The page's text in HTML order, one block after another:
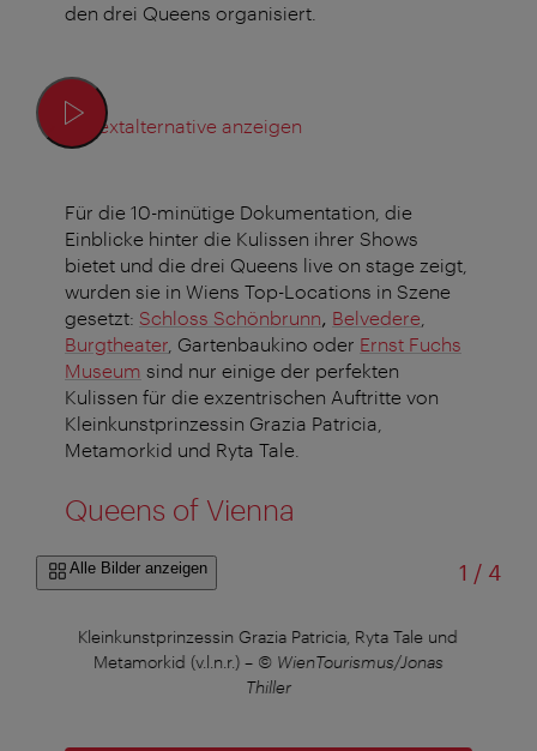
den drei Queens organisiert.
Textalternative anzeigen
Für die 10-minütige Dokumentation, die
Einblicke hinter die Kulissen ihrer Shows
bietet und die drei Queens live on stage zeigt,
wurden sie in Wiens Top-Locations in Szene
gesetzt: Schloss Schönbrunn Belvedere
Burgtheater , Gartenbaukino oder Ernst Fuchs
Museum sind nur einige der perfekten
Kulissen für die exzentrischen Auftritte von
Kleinkunstprinzessin Grazia Patricia,
Metamorkid und Ryta Tale.
Queens of Vienna
Alle Bilder anzeigen 1 /von
4
Kleinkunstprinzessin Grazia Patricia, Ryta Tale und
Metamorkid (v.l.n.r.)– © WienTourismus/Jonas
Thiller